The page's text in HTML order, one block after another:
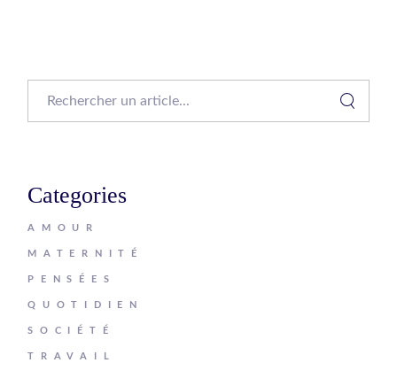
Categories
AMOUR
MATERNITÉ
PENSÉES
QUOTIDIEN
SOCIÉTÉ
TRAVAIL